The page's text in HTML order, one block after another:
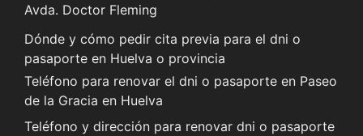
Avda. Doctor Fleming
Dónde y cómo pedir cita previa para el dni o
pasaporte en Huelva o provincia
Teléfono para renovar el dni o pasaporte en Paseo
de la Gracia en Huelva
Teléfono y dirección para renovar dni o pasaporte